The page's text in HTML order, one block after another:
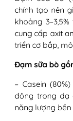
1.
2.
3.
ở
VI - Bị
VII - Dị
không?
1.
chính tạo nên
khoảng
cung cấp axit
triển cơ bắp,
Đạm sữa bò
– Casein
đông trong dạ
năng lượng bền